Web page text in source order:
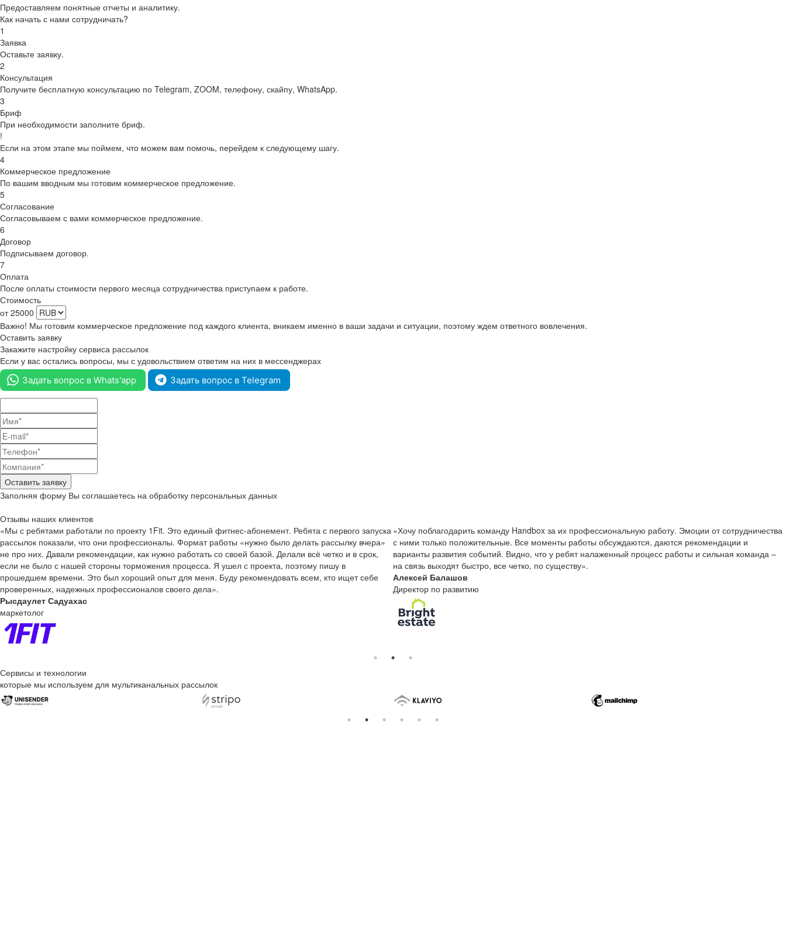
Предоставляем понятные отчеты и аналитику.
Как начать с нами сотрудничать?
1
Заявка
Оставьте заявку.
2
Консультация
Получите бесплатную консультацию по Telegram, ZOOM, телефону, скайпу, WhatsApp.
3
Бриф
При необходимости заполните бриф.
!
Если на этом этапе мы поймем, что можем вам помочь, перейдем к следующему шагу.
4
Коммерческое предложение
По вашим вводным мы готовим коммерческое предложение.
5
Согласование
Согласовываем с вами коммерческое предложение.
6
Договор
Подписываем договор.
7
Оплата
После оплаты стоимости первого месяца сотрудничества приступаем к работе.
Стоимость
от25000
Важно! Мы готовим коммерческое предложение под каждого клиента, вникаем именно в ваши задачи и ситуации, поэтому ждем ответного вовлечения.
Оставить заявку
Закажите настройку сервиса рассылок
Если у вас остались вопросы, мы с удовольствием ответим на них в мессенджерах
Задать вопрос в Whats'app Задать вопрос в Telegram
Оставить заявку
Заполняя форму Вы соглашаетесь на обработку персональных данных
Отзывы наших клиентов
«Мы с ребятами работали по проекту 1Fit. Это единый фитнес-абонемент. Ребята с первого запуска
рассылок показали, что они профессионалы. Формат работы «нужно было делать рассылку вчера»
не про них. Давали рекомендации, как нужно работать со своей базой. Делали всё четко и в срок,
если не было с нашей стороны торможения процесса. Я ушел с проекта, поэтому пишу в
прошедшем времени. Это был хороший опыт для меня. Буду рекомендовать всем, кто ищет себе
проверенных, надежных профессионалов своего дела».
Рысдаулет Садуахас
маркетолог
«Хочу поблагодарить команду Handbox за их профессиональную работу. Эмоции от сотрудничества
с ними только положительные. Все моменты работы обсуждаются, даются рекомендации и
варианты развития событий. Видно, что у ребят налаженный процесс работы и сильная команда –
на связь выходят быстро, все четко, по существу».
Алексей Балашов
Директор по развитию
Сервисы и технологии
которые мы используем для мультиканальных рассылок